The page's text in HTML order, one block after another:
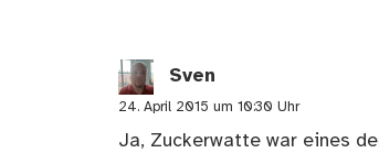
Sven
24. April 2015 um 10:30 Uhr
Ja, Zuckerwatte war eines